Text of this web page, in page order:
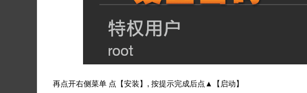
再点开右侧菜单 点【安装】, 按提示完成后点▲【启动】